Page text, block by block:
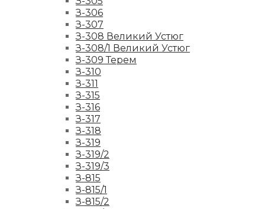
З-306
З-307
З-308 Великий Устюг
З-308/1 Великий Устюг
З-309 Терем
З-310
З-311
З-315
З-316
З-317
З-318
З-319
З-319/2
З-319/3
З-815
З-815/1
З-815/2